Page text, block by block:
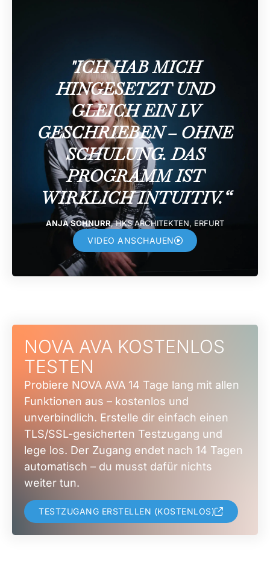
"ICH HAB MICH
HINGESETZT UND
GLEICH EIN LV
GESCHRIEBEN – OHNE
SCHULUNG. DAS
PROGRAMM IST
WIRKLICH INTUITIV.“
ANJA SCHNURR, HKS ARCHITEKTEN, ERFURT
VIDEO ANSCHAUEN
NOVA AVA KOSTENLOS
TESTEN
Probiere NOVA AVA 14 Tage lang mit allen
Funktionen aus – kostenlos und
unverbindlich. Erstelle dir einfach einen
TLS/SSL-gesicherten Testzugang und
lege los. Der Zugang endet nach 14 Tagen
automatisch – du musst dafür nichts
weiter tun.
TESTZUGANG ERSTELLEN (KOSTENLOS)